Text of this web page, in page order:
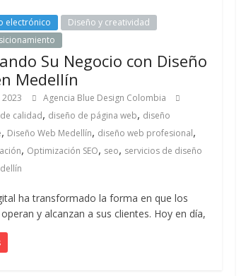
electrónico
Diseño y creatividad
Su Negocio con Diseño
Medellín
Agencia Blue Design Colombia
calidad, diseño de página web, diseño
, Diseño Web Medellín, diseño web profesional,
, Optimización SEO, seo, servicios de diseño
ha transformado la forma en que los
y alcanzan a sus clientes. Hoy en día,